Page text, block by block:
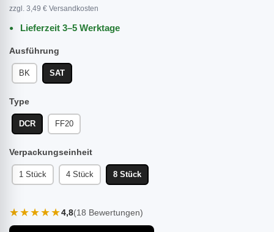
zzgl. 3,49 € Versandkosten
Lieferzeit 3–5 Werktage
Ausführung
BK SAT
Type
DCR FF20
Verpackungseinheit
1 Stück 4 Stück 8 Stück
★★★★★4,8(18 Bewertungen)